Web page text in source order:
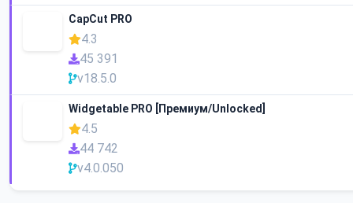
CapCut PRO
4.3
45 391
v18.5.0
Widgetable PRO [Премиум/Unlocked]
4.5
44 742
v4.0.050